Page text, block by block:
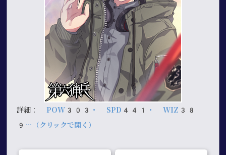
詳細： POW303・ SPD441・ WIZ38
9…（クリックで開く）